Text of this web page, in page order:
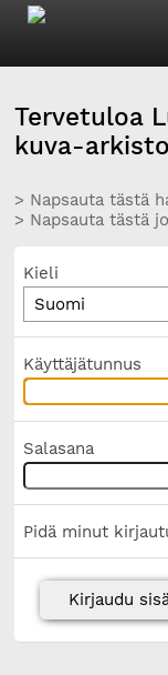
Tervetuloa
kuva-
> Napsauta tästä
> Napsauta tästä
Kieli
Käyttäjätunnus
Salasana
Pidä minut